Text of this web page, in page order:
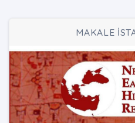
MAKALE